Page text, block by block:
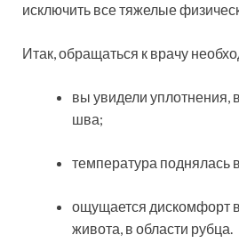
исключить все тяжелые
Итак, обращаться к врачу
вы увидели уплотнения,
шва;
температура поднялась
ощущается дискомфорт
живота, в области рубца.